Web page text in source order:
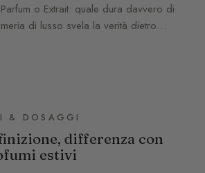
o Extrait: quale dura davvero di
di lusso svela la verità dietro…
& DOSAGGI
differenza con
estivi